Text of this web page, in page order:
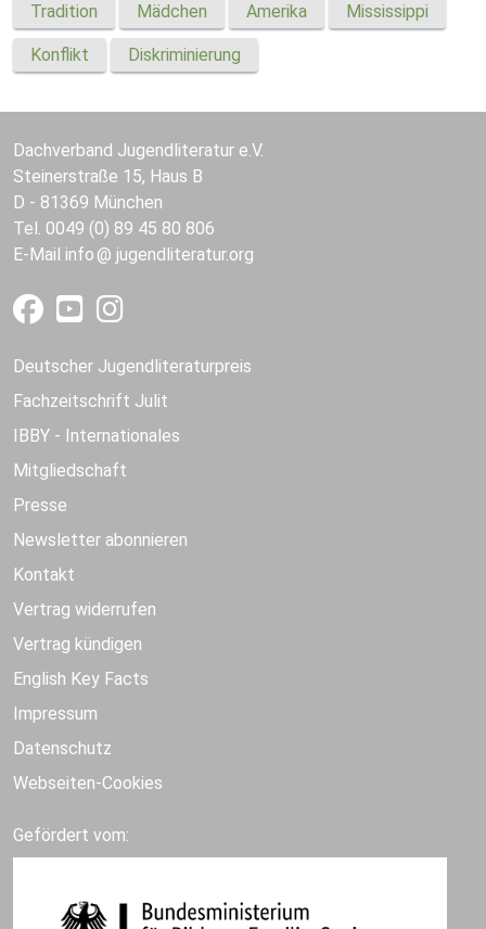
Tradition Mädchen Amerika Mississippi
Konflikt Diskriminierung
Dachverband Jugendliteratur e.V.
Steinerstraße 15, Haus B
D - 81369 München
Tel. 0049 (0) 89 45 80 806
E-Mail info jugendliteratur.org
Deutscher Jugendliteraturpreis
Fachzeitschrift Julit
IBBY - Internationales
Mitgliedschaft
Presse
Newsletter abonnieren
Kontakt
Vertrag widerrufen
Vertrag kündigen
English Key Facts
Impressum
Datenschutz
Webseiten-Cookies
Gefördert vom: